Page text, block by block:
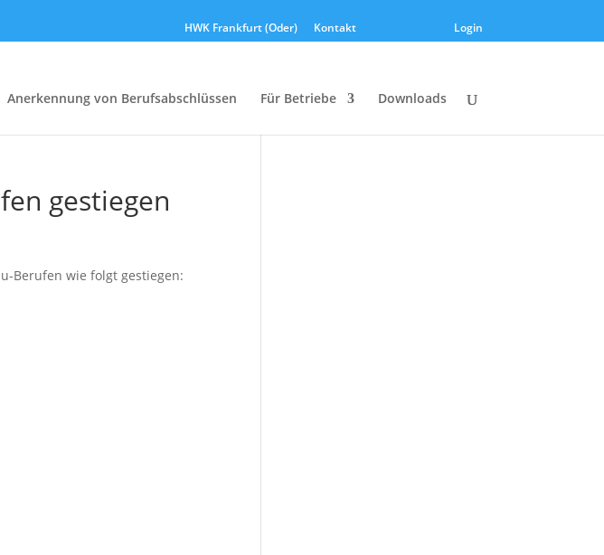
HWK Frankfurt (Oder) Kontakt Login
Anerkennung von Berufsabschlüssen Für Betriebe Downloads
gestiegen
Berufen wie folgt gestiegen: